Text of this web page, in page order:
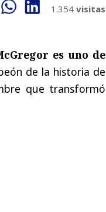
1.354 visitas
es uno de
de la historia de
que transformó